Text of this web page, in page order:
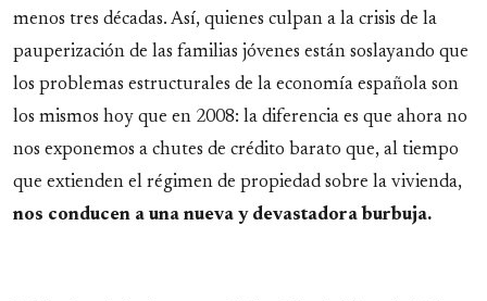
menos tres décadas. Así, quienes culpan a la crisis de la
pauperización de las familias jóvenes están soslayando que
los problemas estructurales de la economía española son
los mismos hoy que en 2008: la diferencia es que ahora no
nos exponemos a chutes de crédito barato que, al tiempo
que extienden el régimen de propiedad sobre la vivienda,
nos conducen a una nueva y devastadora burbuja.